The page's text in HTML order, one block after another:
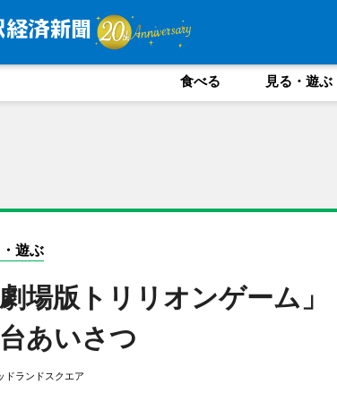
食べる 見る・遊ぶ
遊ぶ
劇場版トリリオンゲーム
あいさつ
ドランドスクエア